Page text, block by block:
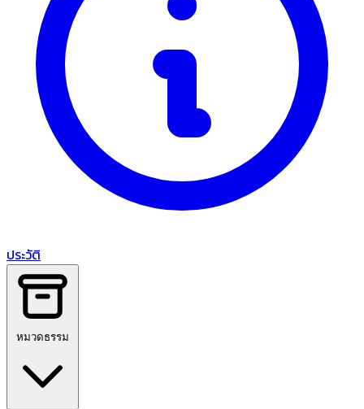
ประวัติ
หมวดธรรม